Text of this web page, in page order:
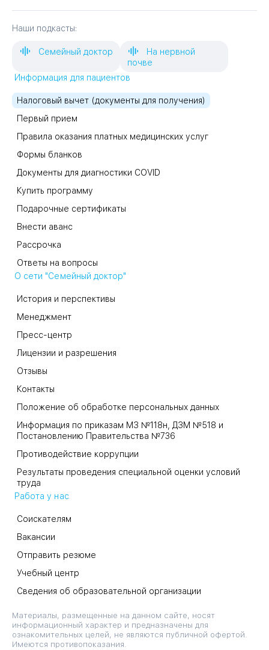
Наши подкасты:
Семейный доктор
На нервной
почве
Информация для пациентов
Налоговый вычет (документы для получения)
Первый прием
Правила оказания платных медицинских услуг
Формы бланков
Документы для диагностики COVID
Купить программу
Подарочные сертификаты
Внести аванс
Рассрочка
Ответы на вопросы
О сети "Семейный доктор"
История и перспективы
Менеджмент
Пресс-центр
Лицензии и разрешения
Отзывы
Контакты
Положение об обработке персональных данных
Информация по приказам МЗ №118н, ДЗМ №518 и
Постановлению Правительства №736
Противодействие коррупции
Результаты проведения специальной оценки условий
труда
Работа у нас
Соискателям
Вакансии
Отправить резюме
Учебный центр
Сведения об образовательной организации
Материалы, размещенные на данном сайте, носят
информационный характер и предназначены для
ознакомительных целей, не являются публичной офертой.
Имеются противопоказания.